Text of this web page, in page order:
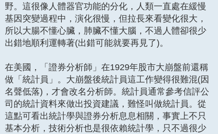
野。這很像人體器官功能的分化，人類一直處在緩慢
基因突變過程中，演化很慢，但拉長來看變化很大，
所以大腸不懂心臟，肺臟不懂大腦，不過人體卻很少
出錯地順利運轉著(出錯可能就要再見了)。
在美國，「證券分析師」在1929年股市大崩盤前還稱
做「統計員」。大崩盤後統計員這工作變得很難混(因
名聲低落)，才會改名分析師。統計員通常參考信評公
司的統計資料來做出投資建議，難怪叫做統計員。從
這點可看出統計學與證券分析息息相關，事實上不只
基本分析，技術分析也是很依賴統計學，只不過很少